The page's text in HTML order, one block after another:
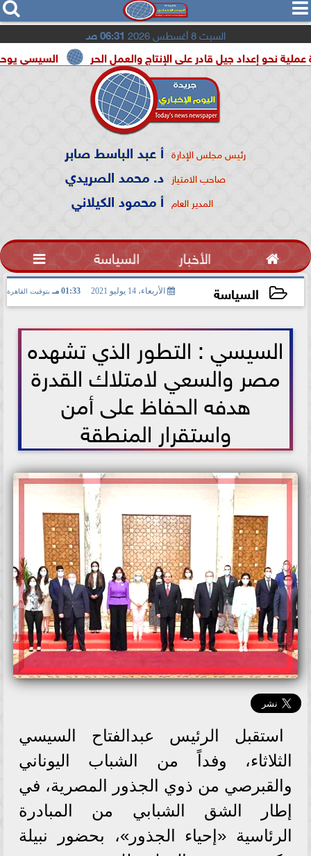
  
السبت 8 أغسطس 2026 06:31 صـ
السيسي يوحد السودان و جيل قادر على الإنتاج والعمل الحر
رئيس مجلس الإدارة أ عبد الباسط صابر
صاحب الامتياز د. محمد الصريدي
المدير العام أ محمود الكيلاني
 الأخبار السياسة 
السياسة الأربعاء، 14 يوليو 2021 01:33 مـ بتوقيت القاهرة
السيسي : التطور الذي تشهده
مصر والسعي لامتلاك القدرة
هدفه الحفاظ على أمن
واستقرار المنطقة
استقبل الرئيس عبدالفتاح السيسي
الثلاثاء، وفداً من الشباب اليوناني
والقبرصي من ذوي الجذور المصرية، في
إطار الشق الشبابي من المبادرة
الرئاسية «إحياء الجذور»، بحضور نبيلة